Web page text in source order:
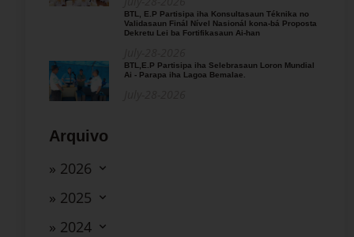
BTL, E.P Partisipa iha Konsultasaun Téknika no
Validasaun Finál Nível Nasionál kona-bá Proposta
Dekretu Lei ba Fortifikasaun Ai-han
BTL,E.P Partisipa iha Selebrasaun Loron Mundial
Ai - Parapa iha Lagoa Bemalae.
Arquivo
» 2026
» 2025
» 2024